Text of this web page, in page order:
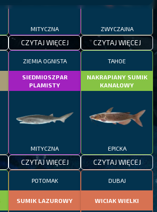
MITYCZNA
CZYTAJ WIĘCEJ
ZWYCZAJNA
CZYTAJ WIĘCEJ
ZIEMIA OGNISTA
SIEDMIOSZPAR
PLAMISTY
MITYCZNA
CZYTAJ WIĘCEJ
TAHOE
NAKRAPIANY SUMIK
KANAŁOWY
EPICKA
CZYTAJ WIĘCEJ
POTOMAK
SUMIK LAZUROWY
DUBAJ
WICIAK WIELKI